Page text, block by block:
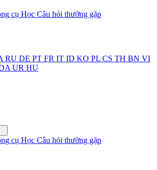
cụ Học Câu hỏi thường gặp
RU DE PT FR IT ID KO PL CS TH BN VI
UR HU
cụ Học Câu hỏi thường gặp